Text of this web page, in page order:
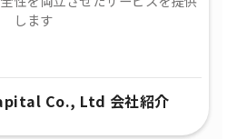
します
Co., Ltd 会社紹介